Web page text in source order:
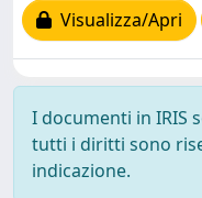
Visualizza/Apri
I documenti in IRIS
tutti i diritti sono
indicazione.